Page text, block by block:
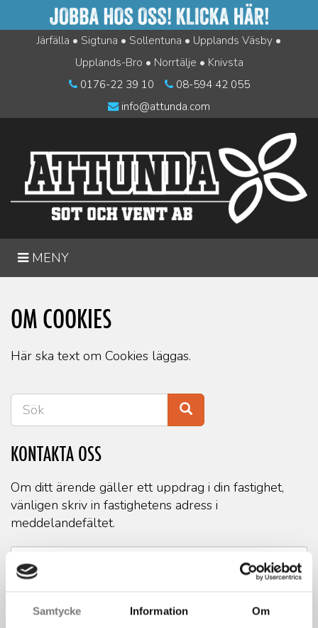
Samtycke Information Om
Järfälla • Sigtuna • Sollentuna • Upplands Väsby •
Upplands-Bro • Norrtälje • Knivsta
0176-22 39 10
08-594 42 055
info@attunda.com
"ÖPPNA/STÄNG
MENYN"
MENY
OM COOKIES
Här ska text om Cookies läggas.
KONTAKTA OSS
Om ditt ärende gäller ett uppdrag i din fastighet,
vänligen skriv in fastighetens adress i
meddelandefältet.